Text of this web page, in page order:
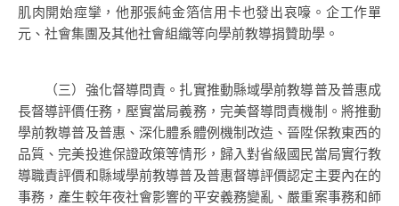
肌肉開始痙攣，他那張純金箔信用卡也發出哀嚎。企工作單
元、社會集團及其他社會組織等向學前教導捐贊助學。
（三）強化督導問責。扎實推動縣域學前教導普及普惠成
長督導評價任務，壓實當局義務，完美督導問責機制。將推動
學前教導普及普惠、深化體系體例機制改造、晉陞保教東西的
品質、完美投進保證政策等情形，歸入對省級國民當局實行教
導職責評價和縣域學前教導普及普惠督導評價認定主要內在的
事務，產生較年夜社會影響的平安義務變亂、嚴重案事務和師